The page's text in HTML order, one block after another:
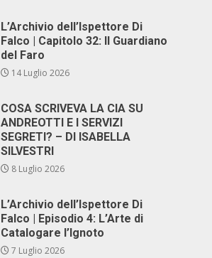
L’Archivio dell’Ispettore Di
Falco | Capitolo 32: Il Guardiano
del Faro
14 Luglio 2026
COSA SCRIVEVA LA CIA SU
ANDREOTTI E I SERVIZI
SEGRETI? – DI ISABELLA
SILVESTRI
8 Luglio 2026
L’Archivio dell’Ispettore Di
Falco | Episodio 4: L’Arte di
Catalogare l’Ignoto
7 Luglio 2026